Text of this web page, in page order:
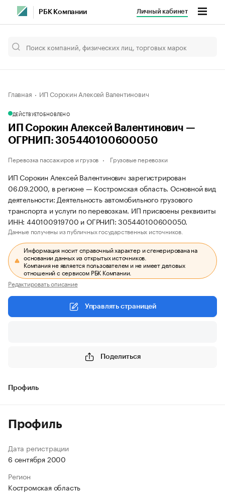
РБК Компании Личный кабинет
Главная ИП Сорокин Алексей Валентинович
ДЕЙСТВУЕТОБНОВЛЕНО
ИП Сорокин Алексей Валентинович —
ОГРНИП: 305440100600050
Перевозка пассажиров и грузов Грузовые перевозки
ИП Сорокин Алексей Валентинович зарегистрирован
06.09.2000, в регионе — Костромская область. Основной вид
деятельности: Деятельность автомобильного грузового
транспорта и услуги по перевозкам. ИП присвоены реквизиты
ИНН: 440100919700 и ОГРНИП: 305440100600050.
Данные получены из публичных государственных источников.
Информация носит справочный характер и сгенерирована на
основании данных из открытых источников.
Компания не является пользователем и не имеет деловых
отношений с сервисом РБК Компании.
Редактировать описание
Управлять страницей
Поделиться
Профиль
Профиль
Дата регистрации
6 сентября 2000
Регион
Костромская область